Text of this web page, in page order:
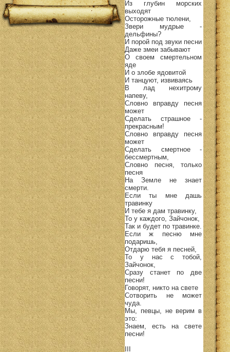
Из глубин морских
выходят
Осторожные тюлени,
Звери мудрые -
дельфины?
И порой под звуки песни
Даже змеи забывают
О своем смертельном
яде
И о злобе ядовитой
И танцуют, извиваясь
В лад нехитрому
напеву,
Словно вправду песня
может
Сделать страшное -
прекрасным!
Словно вправду песня
может
Сделать смертное -
бессмертным,
Словно песня, только
песня
На Земле не знает
смерти.
Если ты мне дашь
травинку
И тебе я дам травинку,
То у каждого, Зайчонок,
Так и будет по травинке.
Если ж песню мне
подаришь,
Отдарю тебя я песней,
То у нас с тобой,
Зайчонок,
Сразу станет по две
песни!
Говорят, никто на свете
Сотворить не может
чуда.
Мы, певцы, не верим в
это:
Знаем, есть на свете
песни!